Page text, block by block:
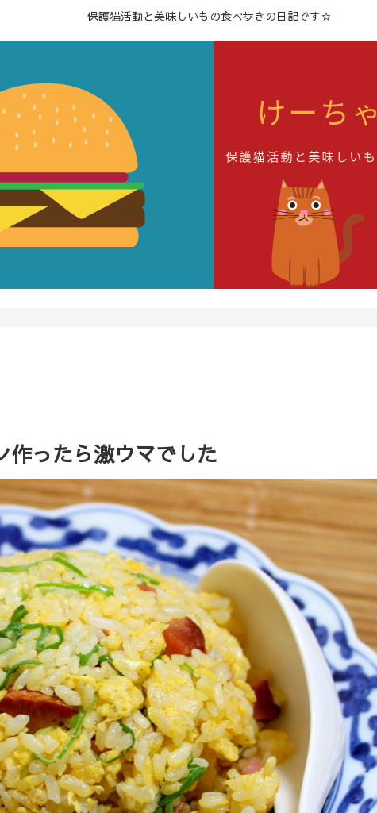
保護猫活動と美味しいもの食べ歩きの日記です☆
作ったら激ウマでした